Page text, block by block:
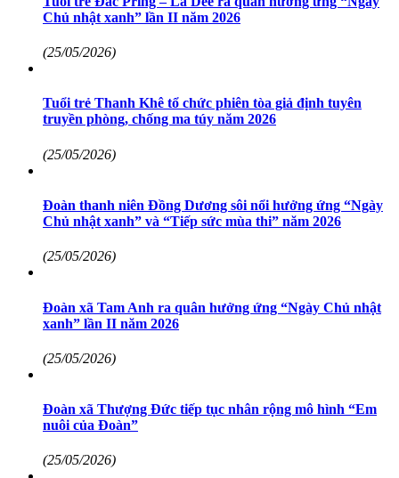
Chủ nhật xanh” lần II năm 2026
(25/05/2026)
Tuổi trẻ Thanh Khê tổ chức phiên tòa giả định tuyên
truyền phòng, chống ma túy năm 2026
(25/05/2026)
Đoàn thanh niên Đồng Dương sôi nổi hưởng ứng “Ngày
Chủ nhật xanh” và “Tiếp sức mùa thi” năm 2026
(25/05/2026)
Đoàn xã Tam Anh ra quân hưởng ứng “Ngày Chủ nhật
xanh” lần II năm 2026
(25/05/2026)
Đoàn xã Thượng Đức tiếp tục nhân rộng mô hình “Em
nuôi của Đoàn”
(25/05/2026)